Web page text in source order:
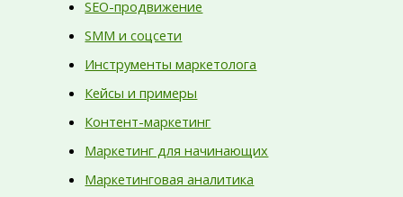
SEO-продвижение
SMM и соцсети
Инструменты маркетолога
Кейсы и примеры
Контент-маркетинг
Маркетинг для начинающих
Маркетинговая аналитика